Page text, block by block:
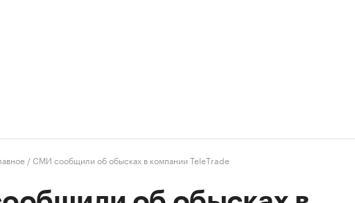
/СМИ сообщили об обысках в компании TeleTrade